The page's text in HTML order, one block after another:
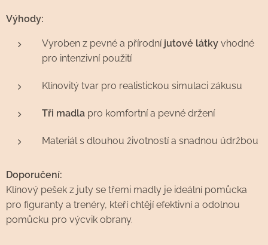
Výhody:
Vyroben z pevné a přírodní jutové látky vhodné
pro intenzivní použití
Klínovitý tvar pro realistickou simulaci zákusu
Tři madla pro komfortní a pevné držení
Materiál s dlouhou životností a snadnou údržbou
Doporučení:
Klínový pešek z juty se třemi madly je ideální pomůcka
pro figuranty a trenéry, kteří chtějí efektivní a odolnou
pomůcku pro výcvik obrany.